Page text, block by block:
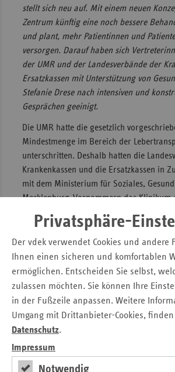
Privatsphäre-
Der vdek verwendet Cookies und andere
Ihnen einen sicheren und komfortablen
ermöglichen. Entscheiden Sie selbst,
zulassen möchten. Sie können Ihre
in der Fußzeile anpassen. Weitere
Umgang mit Drittanbieter-Cookies,
Datenschutz.
Impressum
Notwendig
stellt sich neu auf. Mit einem neuen
Zentrum künftig eine noch bessere
und plant, mehr Patientinnen und
versorgen. Darauf haben sich
der UMR und der Landesverbände der
Ersatzkassen mit Unterstützung von
Stefanie Drese nach intensiven und
Gesprächen geeinigt.
Die UMR hatte die gesetzlich
Mindestmenge im Bereich der
unterschritten. Deshalb hatten die
Krankenkassen und die Ersatzkassen in
mit dem Ministerium für Soziales,
Mecklenburg-Vorpommern das Klinikum
Transplantationsmedizin an der UMR
weiterentwickelt werden kann.
Das von der UMR erarbeitete und dann
weiterentwickelte Konzept sieht zunächst
zwei Jahren vor. Wesentliche Bausteine
Die Kooperationen mit allen
sollen weiterentwickelt werden. Ziel
Mecklenburg-Vorpommern zu